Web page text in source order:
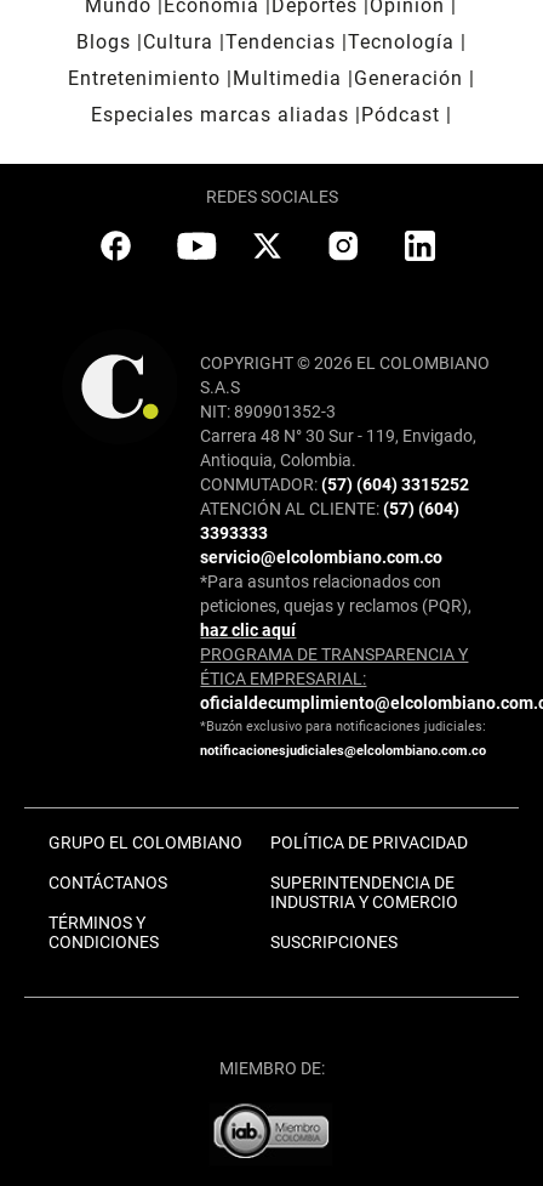
Mundo Economía Deportes
Opinión
Blogs
Cultura Tendencias Tecnología
Entretenimiento
Multimedia
Generación
Especiales marcas aliadas
Pódcast
REDES SOCIALES
COPYRIGHT © 2026 EL COLOMBIANO
S.A.S
NIT: 890901352-3
Carrera 48 N° 30 Sur - 119, Envigado,
Antioquia, Colombia.
CONMUTADOR:(57) (604) 3315252
ATENCIÓN AL CLIENTE:(57) (604)
3393333
servicio@elcolombiano.com.co
*Para asuntos relacionados con
peticiones, quejas y reclamos (PQR),
haz clic aquí
PROGRAMA DE TRANSPARENCIA Y
ÉTICA EMPRESARIAL:
*Buzón exclusivo para notificaciones judiciales:
notificacionesjudiciales@elcolombiano.com.co
GRUPO EL COLOMBIANO
CONTÁCTANOS
TÉRMINOS Y
CONDICIONES
POLÍTICA DE PRIVACIDAD
SUPERINTENDENCIA DE
INDUSTRIA Y COMERCIO
SUSCRIPCIONES
MIEMBRO DE: